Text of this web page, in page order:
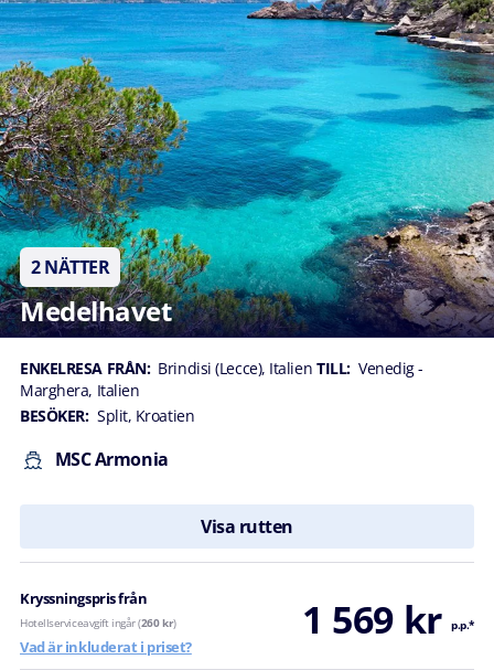
2 NÄTTER
Medelhavet
ENKELRESA FRÅN: Brindisi (Lecce), Italien TILL: Venedig -
Marghera, Italien
BESÖKER: Split, Kroatien
MSC Armonia
Visa rutten
Kryssningspris från 1 569 kr p.p.*
Hotellserviceavgift ingår (260 kr)
Vad är inkluderat i priset?